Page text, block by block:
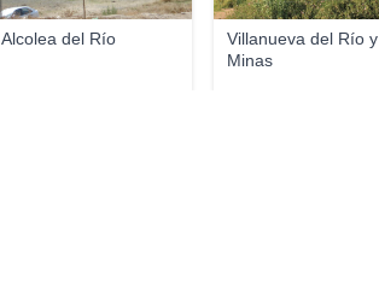
Alcolea del Río
Villanueva del Río y
Minas